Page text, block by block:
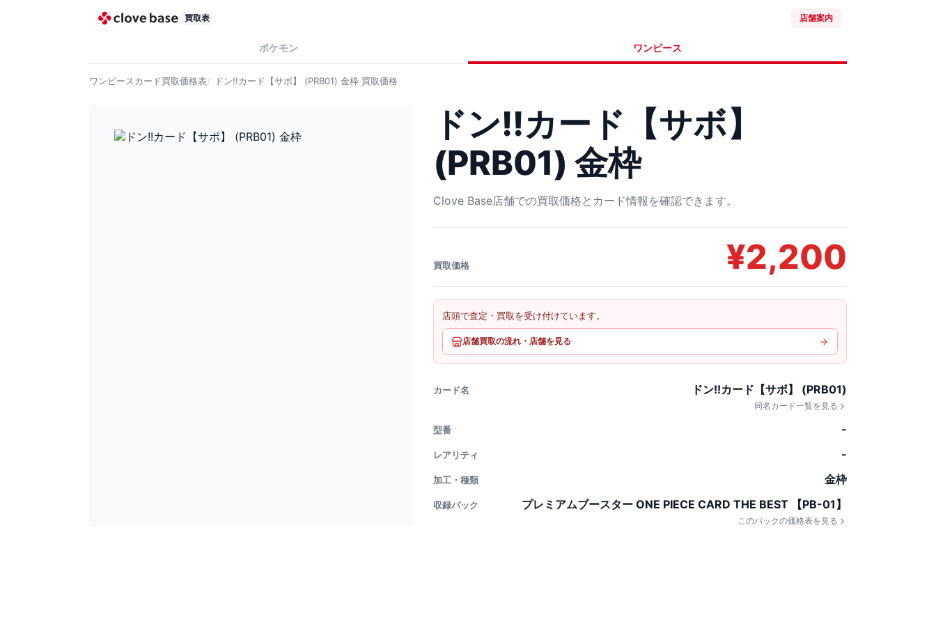
買取表 店舗案内
ポケモン ワンピース
ワンピースカード買取価格表 ドン!!カード【サボ】 (PRB01) 金枠 買取価格
ドン!!カード【サボ】
(PRB01) 金枠
Clove Base店舗での買取価格とカード情報を確認できます。
買取価格 ¥2,200
店頭で査定・買取を受け付けています。
店舗買取の流れ・店舗を見る
カード名 ドン!!カード【サボ】 (PRB01)
同名カード一覧を見る
型番 -
レアリティ -
加工・種類 金枠
収録パック プレミアムブースター ONE PIECE CARD THE BEST 【PB-01】
このパックの価格表を見る